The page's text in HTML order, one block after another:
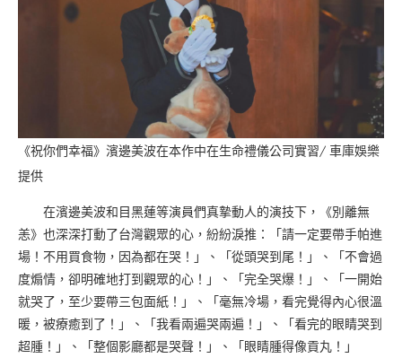
《祝你們幸福》濱邊美波在本作中在生命禮儀公司實習/ 車庫娛樂
提供
在濱邊美波和目黑蓮等演員們真摯動人的演技下，《別離無
恙》也深深打動了台灣觀眾的心，紛紛淚推：「請一定要帶手帕進
場！不用買食物，因為都在哭！」、「從頭哭到尾！」、「不會過
度煽情，卻明確地打到觀眾的心！」、「完全哭爆！」、「一開始
就哭了，至少要帶三包面紙！」、「毫無冷場，看完覺得內心很溫
暖，被療癒到了！」、「我看兩遍哭兩遍！」、「看完的眼睛哭到
超腫！」、「整個影廳都是哭聲！」、「眼睛腫得像貢丸！」